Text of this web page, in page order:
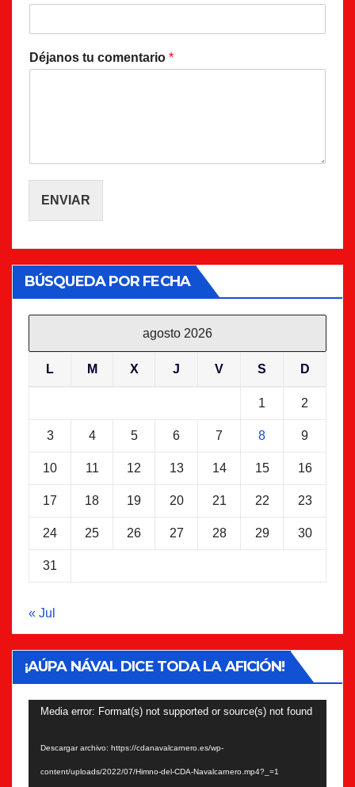
Déjanos tu comentario *
ENVIAR
BÚSQUEDA POR FECHA
agosto 2026
L M X J V S D
1 2
3 4 5 6 7 8 9
10 11 12 13 14 15 16
17 18 19 20 21 22 23
24 25 26 27 28 29 30
31
« Jul
¡AÚPA NÁVAL DICE TODA LA AFICIÓN!
Reproductor
Media error: Format(s) not supported or source(s) not found
Descargar archivo: https://cdanavalcarnero.es/wp-
content/uploads/2022/07/Himno-del-CDA-Navalcarnero.mp4?_=1